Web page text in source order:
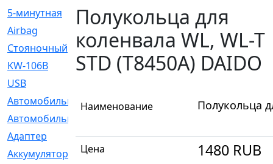
5-минутная
[1]
Airbag
[18]
Cтояночный
[1]
KW-106B
[0]
USB
Автомобильное
[6]
Автомобильный
Адаптер
[3]
Аккумулятор
Полукольца для
коленвала WL, WL-T
STD (T8450A) DAIDO
Наименование Полукольца
Цена 1480 RUB